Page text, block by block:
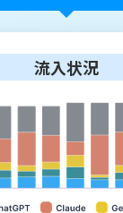
流入状況